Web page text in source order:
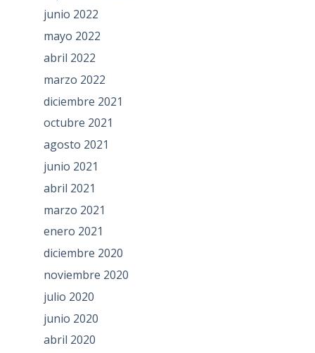
junio 2022
mayo 2022
abril 2022
marzo 2022
diciembre 2021
octubre 2021
agosto 2021
junio 2021
abril 2021
marzo 2021
enero 2021
diciembre 2020
noviembre 2020
julio 2020
junio 2020
abril 2020